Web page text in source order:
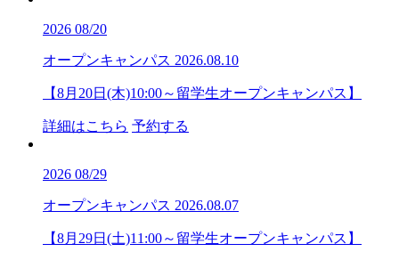
2026 08/20
オープンキャンパス 2026.08.10
【8月20日(木)10:00～留学生オープンキャンパス】
詳細はこちら 予約する
2026 08/29
オープンキャンパス 2026.08.07
【8月29日(土)11:00～留学生オープンキャンパス】